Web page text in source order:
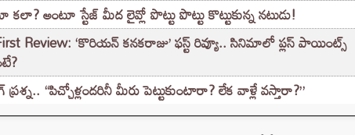
అంటూ స్టేజ్ మీద లైవ్లో పొట్టు పొట్టు కొట్టుకున్న నటుడు!
Review: ‘కొరియన్ కనకరాజు’ ఫస్ట్ రివ్యూ.. సినిమాలో ప్లస్ పాయింట్స్
“పిచ్చోళ్లందరినీ మీరు పెట్టుకుంటారా? లేక వాళ్లే వస్తారా?”